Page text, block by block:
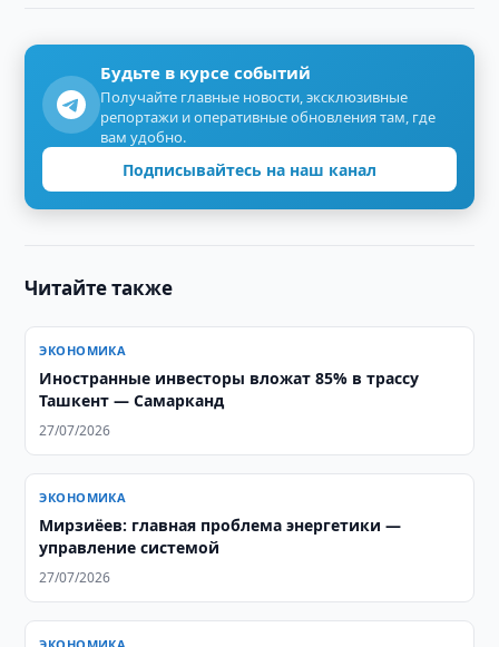
Будьте в курсе событий
Получайте главные новости, эксклюзивные
репортажи и оперативные обновления там, где
вам удобно.
Подписывайтесь на наш канал
Читайте также
ЭКОНОМИКА
Иностранные инвесторы вложат 85% в трассу
Ташкент — Самарканд
27/07/2026
ЭКОНОМИКА
Мирзиёев: главная проблема энергетики —
управление системой
27/07/2026